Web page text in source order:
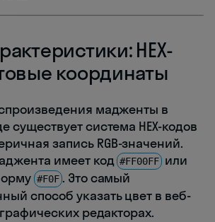
HEX-
координаты
мадженты в
существует система HEX-кодов
запись RGB-значений.
имеет код #FF00FF или
#F0F . Это самый
способ указать цвет в веб-
редакторах.